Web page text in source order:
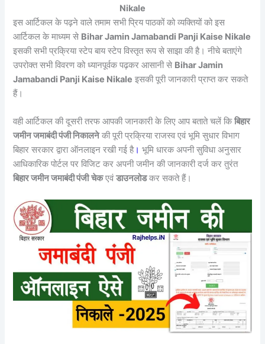
Nikale
इस आर्टिकल के पढ़ने वाले तमाम सभी प्रिय पाठकों को व्यक्तियों को इस
आर्टिकल के माध्यम से Bihar Jamin Jamabandi Panji Kaise Nikale
इसकी सभी प्रक्रिया स्टेप बाय स्टेप विस्तृत रूप से साझा की है। नीचे बताएंगे
उपरोक्त सभी विवरण को ध्यानपूर्वक पढ़कर आसानी से Bihar Jamin
Jamabandi Panji Kaise Nikale इसकी पूरी जानकारी प्राप्त कर सकते
हैं।
वही आर्टिकल की दूसरी तरफ आपकी जानकारी के लिए आप बताते चलें किबिहार
जमीन जमाबंदी पंजी निकालनेकी पूरी प्रक्रिया राजस्व एवं भूमि सुधार विभाग
बिहार सरकार द्वारा ऑनलाइन रखी गई है। भूमि धारक अपनी सुविधा अनुसार
आधिकारिक पोर्टल पर विजिट कर अपनी जमीन की जानकारी दर्ज कर तुरंत
बिहार जमीन जमाबंदी पंजी चेकएवंडाउनलोडकर सकते हैं।